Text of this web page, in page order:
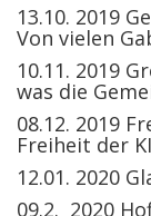
13.10. 2019
Von vielen
10.11. 2019
was die
08.12. 2019
Freiheit der
12.01. 2020
09.2. 2020